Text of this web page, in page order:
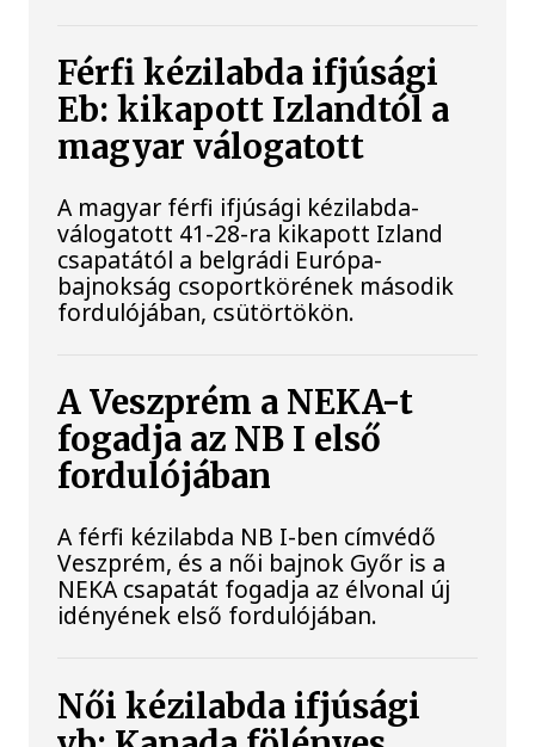
Férfi kézilabda ifjúsági
Eb: kikapott Izlandtól a
magyar válogatott
A magyar férfi ifjúsági kézilabda-
válogatott 41-28-ra kikapott Izland
csapatától a belgrádi Európa-
bajnokság csoportkörének második
fordulójában, csütörtökön.
A Veszprém a NEKA-t
fogadja az NB I első
fordulójában
A férfi kézilabda NB I-ben címvédő
Veszprém, és a női bajnok Győr is a
NEKA csapatát fogadja az élvonal új
idényének első fordulójában.
Női kézilabda ifjúsági